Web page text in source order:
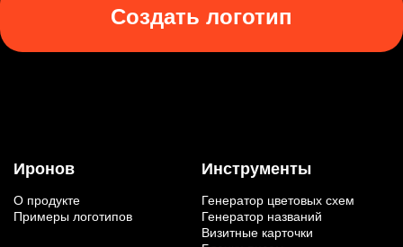
Создать логотип
Иронов
О продукте
Примеры логотипов
Инструменты
Генератор цветовых схем
Генератор названий
Визитные карточки